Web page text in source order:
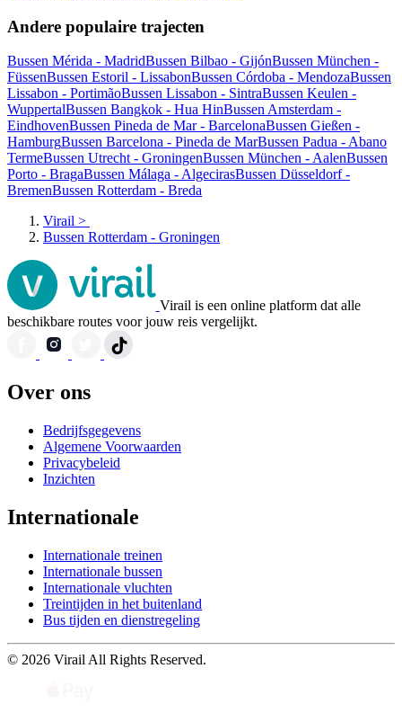
Andere populaire trajecten
Bussen Mérida - MadridBussen Bilbao - GijónBussen München -
FüssenBussen Estoril - LissabonBussen Córdoba - MendozaBussen
Lissabon - PortimãoBussen Lissabon - SintraBussen Keulen -
WuppertalBussen Bangkok - Hua HinBussen Amsterdam -
EindhovenBussen Pineda de Mar - BarcelonaBussen Gießen -
HamburgBussen Barcelona - Pineda de MarBussen Padua - Abano
TermeBussen Utrecht - GroningenBussen München - AalenBussen
Porto - BragaBussen Málaga - AlgecirasBussen Düsseldorf -
BremenBussen Rotterdam - Breda
Virail >
Bussen Rotterdam - Groningen
Virail is een online platform dat alle
beschikbare routes voor jouw reis vergelijkt.
Over ons
Bedrijfsgegevens
Algemene Voorwaarden
Privacybeleid
Inzichten
Internationale
Internationale treinen
Internationale bussen
Internationale vluchten
Treintijden in het buitenland
Bus tijden en dienstregeling
© 2026 Virail All Rights Reserved.